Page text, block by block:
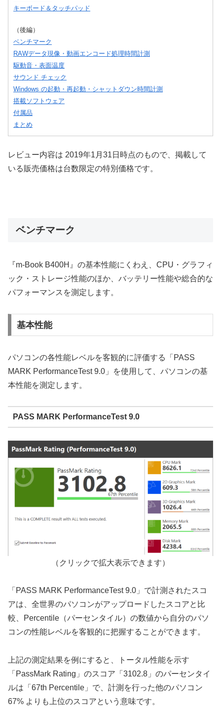
キーボード＆タッチパッド
（後編）
ベンチマーク
RAWデータ現像・動画エンコード処理時間計測
駆動音・表面温度
サウンド チェック
Windows の起動・再起動・シャットダウン時間計測
搭載ソフトウェア
付属品
まとめ
レビュー内容は 2019年1月31日時点のもので、掲載して
いる販売価格は台数限定の特別価格です。
ベンチマーク
『m-Book B400H』の基本性能にくわえ、CPU・グラフィ
ック・ストレージ性能のほか、バッテリー性能や総合的な
パフォーマンスを測定します。
基本性能
パソコンの各性能レベルを客観的に評価する「PASS
MARK PerformanceTest 9.0」を使用して、パソコンの基
本性能を測定します。
PASS MARK PerformanceTest 9.0
（クリックで拡大表示できます）
「PASS MARK PerformanceTest 9.0」で計測されたスコ
アは、全世界のパソコンがアップロードしたスコアと比
較、Percentile（パーセンタイル）の数値から自分のパソ
コンの性能レベルを客観的に把握することができます。
上記の測定結果を例にすると、トータル性能を示す
「PassMark Rating」のスコア「3102.8」のパーセンタイ
ルは「67th Percentile」で、計測を行った他のパソコン
67% よりも上位のスコアという意味です。